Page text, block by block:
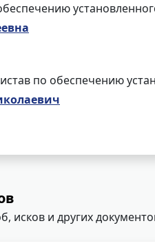
по обеспечению
исков и других